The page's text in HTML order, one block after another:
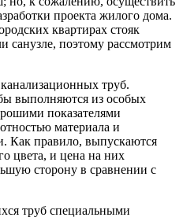
проекта жилого дома.
квартирах стояк
санузле, поэтому рассмотрим
труб.
выполняются из особых
показателями
материала и
Как правило, выпускаются
цвета, и цена на них
сторону в сравнении с
труб специальными